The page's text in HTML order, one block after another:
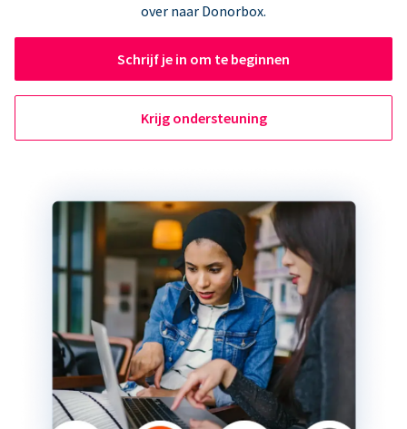
over naar Donorbox.
Schrijf je in om te beginnen
Krijg ondersteuning